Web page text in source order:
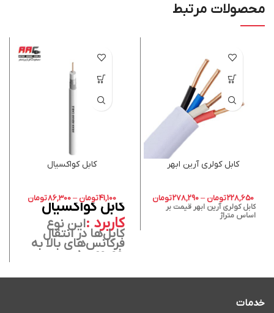
محصولات مرتبط
کابل کولری آرین ابهر
228,650تومان –
278,290تومان
کابل کولری آرین ابهر قیمت بر
اساس متراژ
کابل کواکسیال
41,100تومان –
86,300تومانکابل کواکسیال
کاربرد :این نوع
کابل‌ها در انتقال
فرکانس‌های بالا به
خصوص در
گیرنده‌ها،
خدمات